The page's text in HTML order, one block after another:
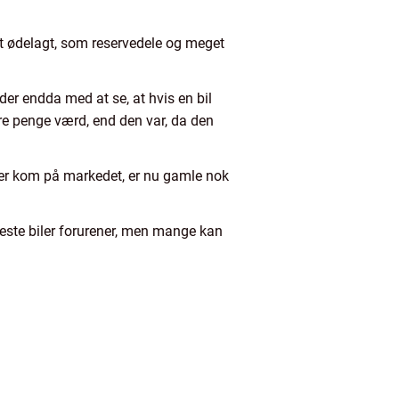
som reservedele og meget
endda med at se, at hvis en bil
penge værd, end den var, da den
kom på markedet, er nu gamle nok
biler forurener, men mange kan